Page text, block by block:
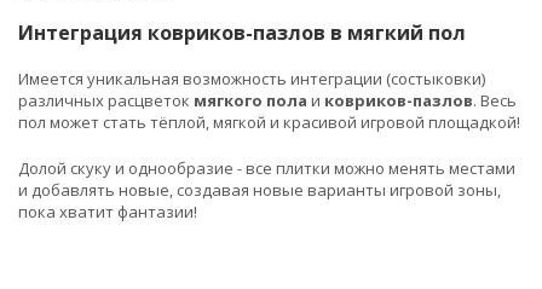
Интеграция ковриков-пазлов в мягкий пол
Имеется уникальная возможность интеграции (состыковки)
различных расцветок мягкого пола и ковриков-пазлов. Весь
пол может стать тёплой, мягкой и красивой игровой площадкой!
Долой скуку и однообразие - все плитки можно менять местами
и добавлять новые, создавая новые варианты игровой зоны,
пока хватит фантазии!